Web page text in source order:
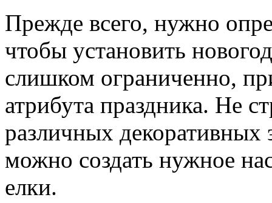
Прежде всего, нужно
чтобы установить
слишком ограниченно,
атрибута праздника. Не
различных
можно создать нужное
елки.